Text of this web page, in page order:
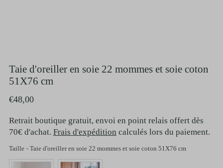
Taie d'oreiller en soie 22 mommes et soie coton
51X76 cm
€48,00
Retrait boutique gratuit, envoi en point relais offert dès
70€ d'achat. Frais d'expédition calculés lors du paiement.
Taille -Taie d'oreiller en soie 22 mommes et soie coton 51X76 cm
Taille